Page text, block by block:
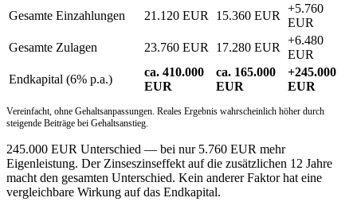
Gesamte Einzahlungen 21.120 EUR 15.360 EUR
+5.760
EUR
Gesamte Zulagen
23.760 EUR 17.280 EUR
+6.480
EUR
Endkapital (6% p.a.)
ca. 410.000
EUR
ca. 165.000
EUR
+245.000
EUR
Vereinfacht, ohne Gehaltsanpassungen. Reales Ergebnis wahrscheinlich höher durch
steigende Beiträge bei Gehaltsanstieg.
245.000 EUR Unterschied — bei nur 5.760 EUR mehr
Eigenleistung. Der Zinseszinseffekt auf die zusätzlichen 12 Jahre
macht den gesamten Unterschied. Kein anderer Faktor hat eine
vergleichbare Wirkung auf das Endkapital.